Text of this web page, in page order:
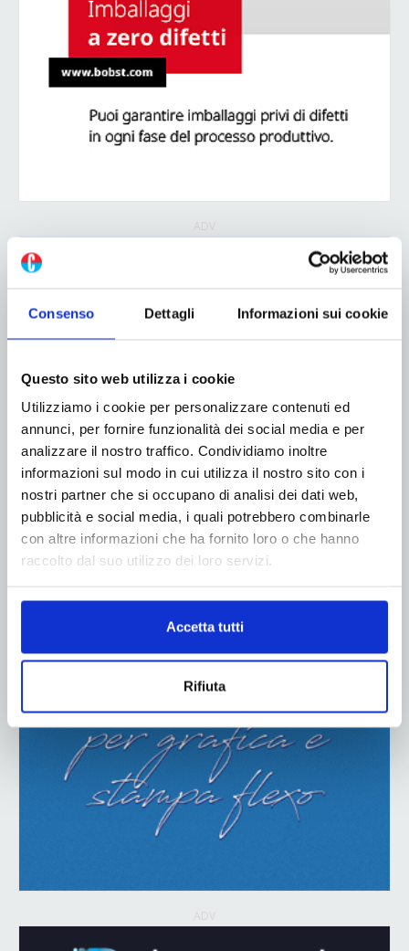
Consenso Dettagli Informazioni sui cookie
Questo sito web utilizza i cookie
Utilizziamo i cookie per personalizzare contenuti ed
annunci, per fornire funzionalità dei social media e per
analizzare il nostro traffico. Condividiamo inoltre
informazioni sul modo in cui utilizza il nostro sito con i
nostri partner che si occupano di analisi dei dati web,
pubblicità e social media, i quali potrebbero combinarle
con altre informazioni che ha fornito loro o che hanno
raccolto dal suo utilizzo dei loro servizi.
Accetta tutti
Rifiuta
ADV
ADV